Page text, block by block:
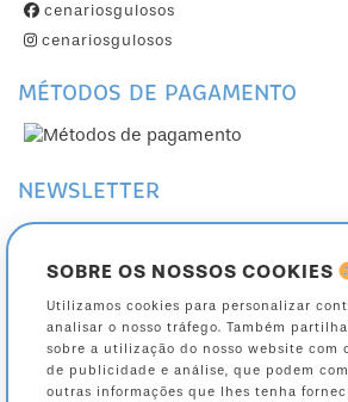
cenariosgulosos
cenariosgulosos
MÉTODOS DE PAGAMENTO
NEWSLETTER
Cancele a sua subscrição
Toda a informação sobre como são tratados os seus
política de privacidade.
SOBRE OS NOSSOS COOKIES
Utilizamos cookies para personalizar
analisar o nosso tráfego. Também
sobre a utilização do nosso website com
de publicidade e análise, que podem
outras informações que lhes tenha